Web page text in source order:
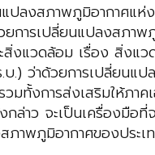
ลงสภาพภูมิอากาศแห่
การเปลี่ยนแปลงสภ
สิ่งแวดล้อม เรื่อง สิ่ง
ว่าด้วยการเปลี่ยนแ
ทั้งการส่งเสริมให้ภา
กล่าว จะเป็นเครื่องมื
าพภูมิอากาศของประ